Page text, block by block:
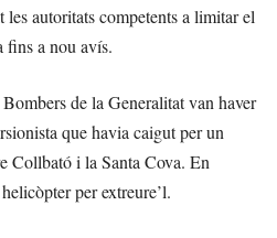
autoritats competents a limitar el
fins a nou avís.
de la Generalitat van haver
que havia caigut per un
Collbató i la Santa Cova. En
per extreure’l.